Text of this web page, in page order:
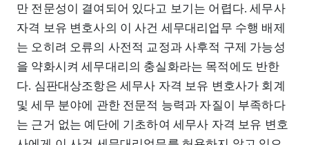
만 전문성이 결여되어 있다고 보기는 어렵다. 세무사
자격 보유 변호사의 이 사건 세무대리업무 수행 배제
는 오히려 오류의 사전적 교정과 사후적 구제 가능성
을 약화시켜 세무대리의 충실화라는 목적에도 반한
다. 심판대상조항은 세무사 자격 보유 변호사가 회계
및 세무 분야에 관한 전문적 능력과 자질이 부족하다
는 근거 없는 예단에 기초하여 세무사 자격 보유 변호